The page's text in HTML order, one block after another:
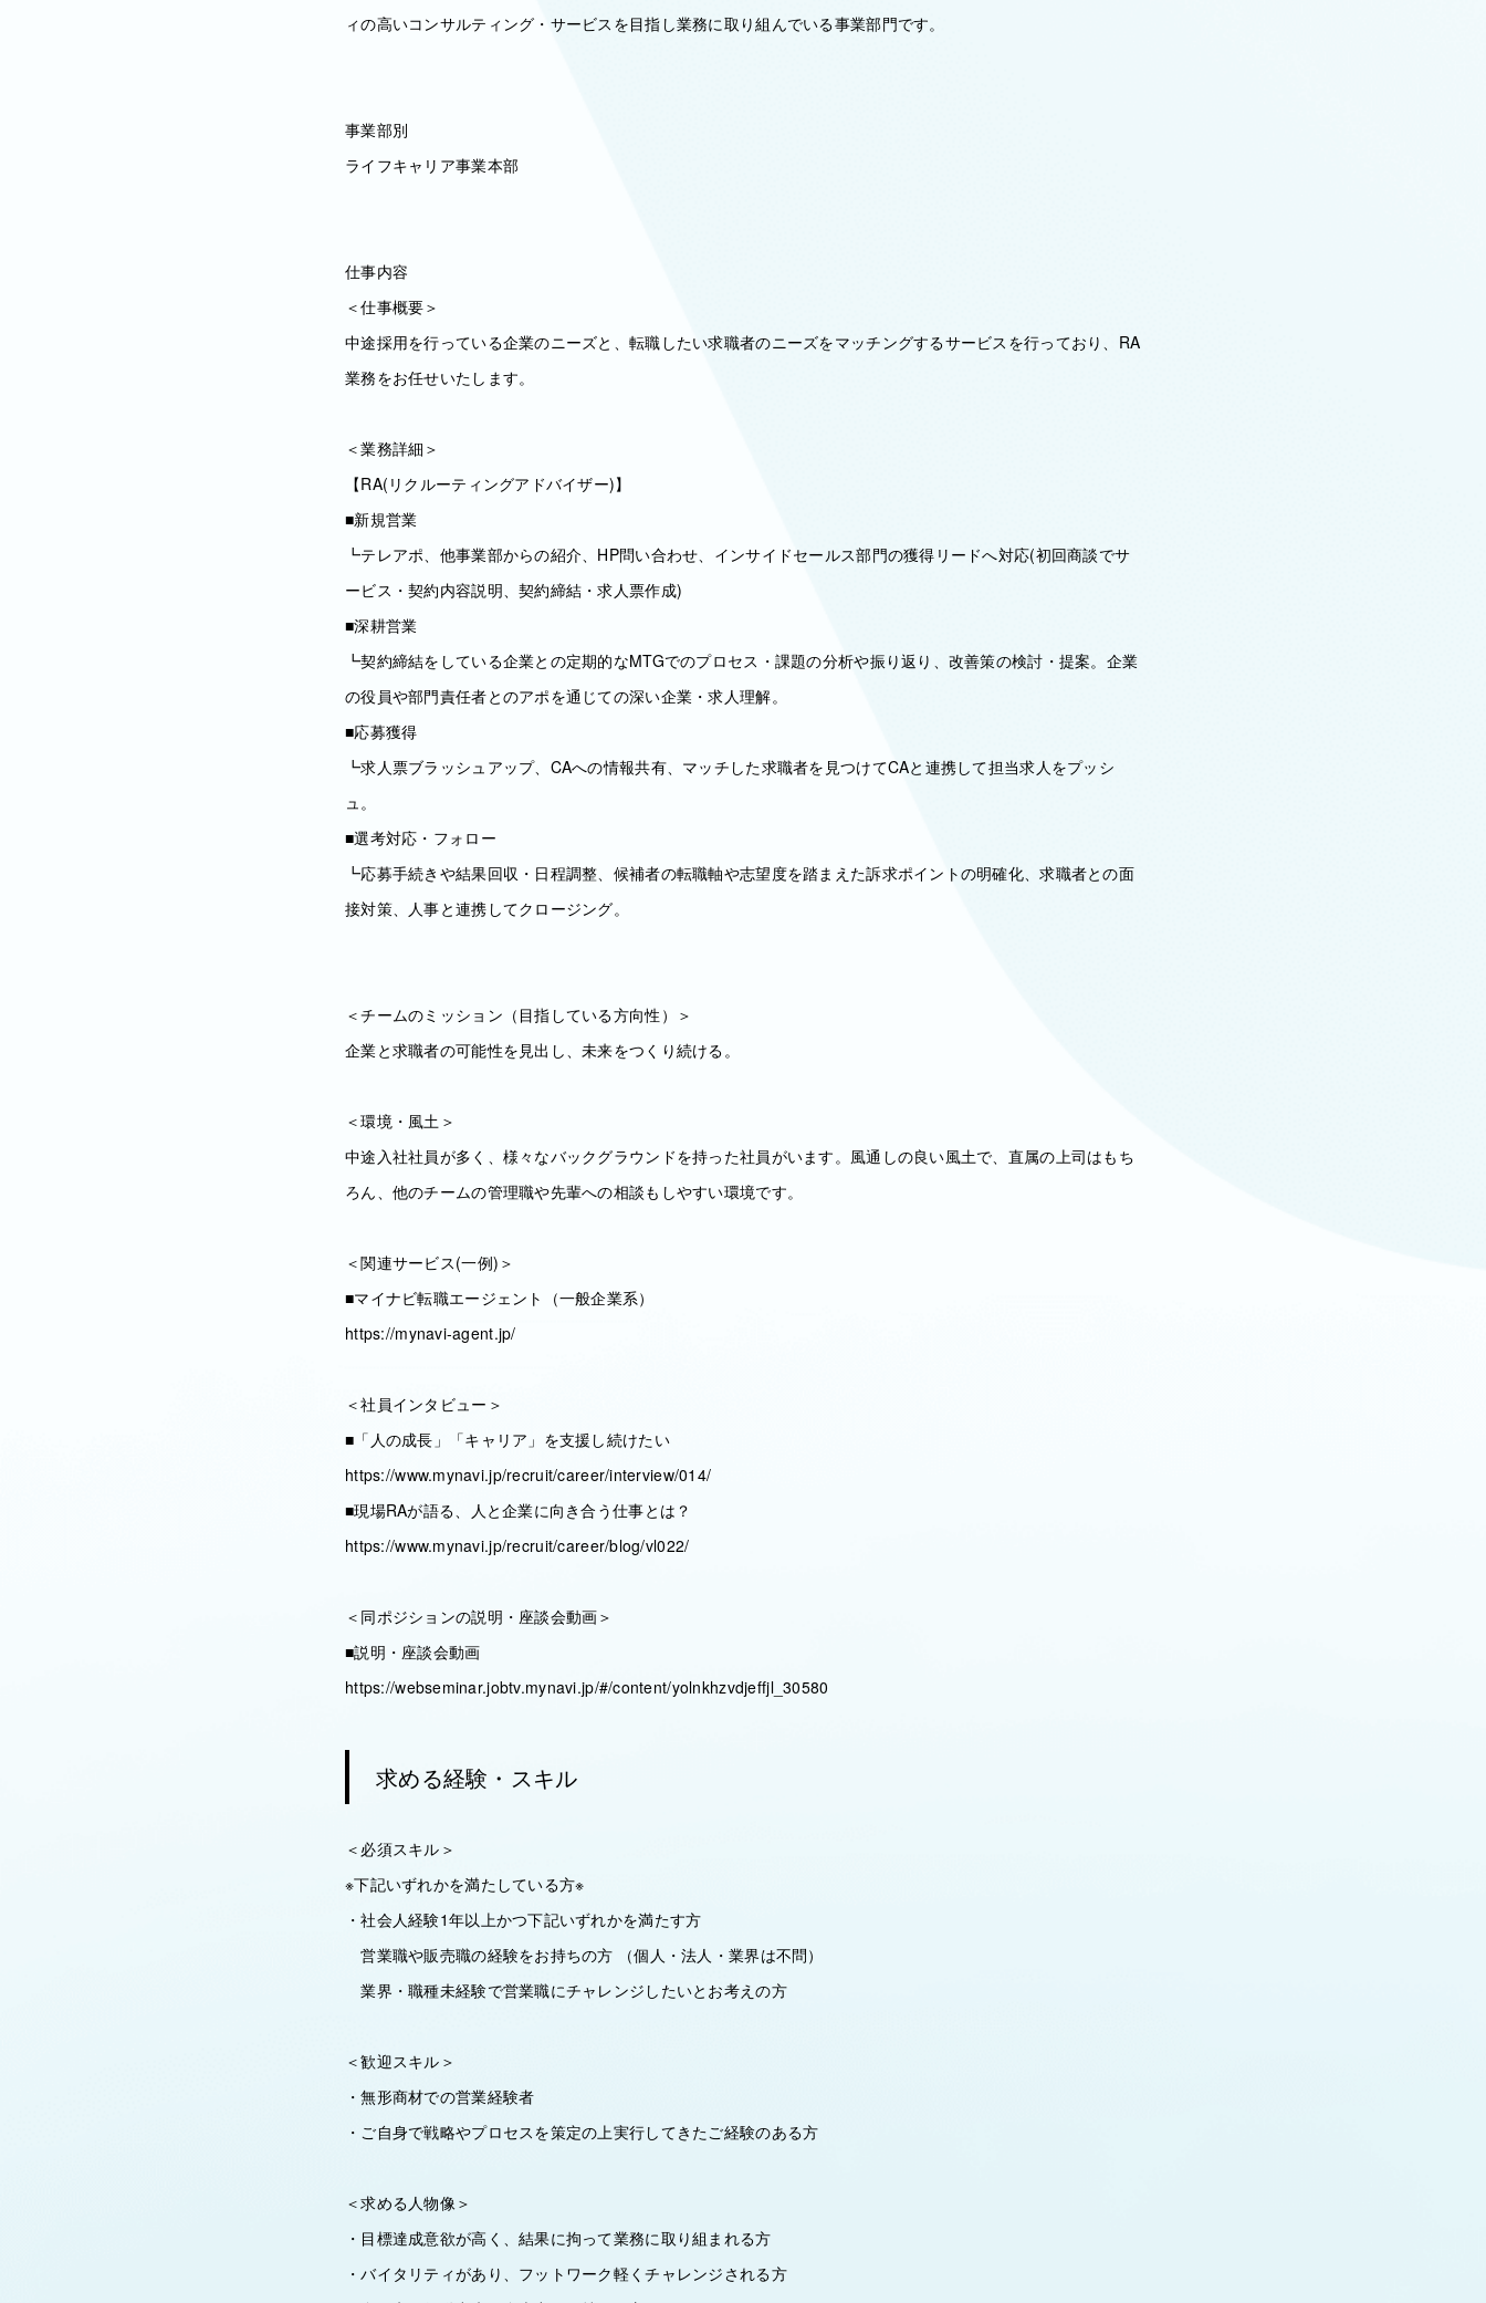
ィの高いコンサルティング・サービスを目指し業務に取り組んでいる事業部門です。
事業部別
ライフキャリア事業本部
仕事内容
＜仕事概要＞
中途採用を行っている企業のニーズと、転職したい求職者のニーズをマッチングするサービスを行っており、RA
業務をお任せいたします。
＜業務詳細＞
【RA(リクルーティングアドバイザー)】
■新規営業
┗テレアポ、他事業部からの紹介、HP問い合わせ、インサイドセールス部門の獲得リードへ対応(初回商談でサ
ービス・契約内容説明、契約締結・求人票作成)
■深耕営業
┗契約締結をしている企業との定期的なMTGでのプロセス・課題の分析や振り返り、改善策の検討・提案。企業
の役員や部門責任者とのアポを通じての深い企業・求人理解。
■応募獲得
┗求人票ブラッシュアップ、CAへの情報共有、マッチした求職者を見つけてCAと連携して担当求人をプッシ
ュ。
■選考対応・フォロー
┗応募手続きや結果回収・日程調整、候補者の転職軸や志望度を踏まえた訴求ポイントの明確化、求職者との面
接対策、人事と連携してクロージング。
＜チームのミッション（目指している方向性）＞
企業と求職者の可能性を見出し、未来をつくり続ける。
＜環境・風土＞
中途入社社員が多く、様々なバックグラウンドを持った社員がいます。風通しの良い風土で、直属の上司はもち
ろん、他のチームの管理職や先輩への相談もしやすい環境です。
＜関連サービス(一例)＞
■マイナビ転職エージェント（一般企業系）
https://mynavi-agent.jp/
＜社員インタビュー＞
■「人の成長」「キャリア」を支援し続けたい
https://www.mynavi.jp/recruit/career/interview/014/
■現場RAが語る、人と企業に向き合う仕事とは？
https://www.mynavi.jp/recruit/career/blog/vl022/
＜同ポジションの説明・座談会動画＞
■説明・座談会動画
https://webseminar.jobtv.mynavi.jp/#/content/yolnkhzvdjeffjl_30580
求める経験・スキル
＜必須スキル＞
※下記いずれかを満たしている方※
・社会人経験1年以上かつ下記いずれかを満たす方
営業職や販売職の経験をお持ちの方 （個人・法人・業界は不問）
業界・職種未経験で営業職にチャレンジしたいとお考えの方
＜歓迎スキル＞
・無形商材での営業経験者
・ご自身で戦略やプロセスを策定の上実行してきたご経験のある方
＜求める人物像＞
・目標達成意欲が高く、結果に拘って業務に取り組まれる方
・バイタリティがあり、フットワーク軽くチャレンジされる方